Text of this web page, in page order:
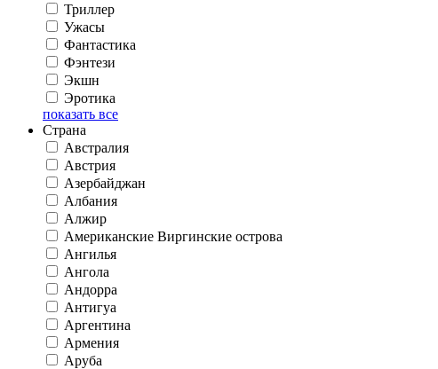
Триллер
Ужасы
Фантастика
Фэнтези
Экшн
Эротика
показать все
Страна
Австралия
Австрия
Азербайджан
Албания
Алжир
Американские Виргинские острова
Ангилья
Ангола
Андорра
Антигуа
Аргентина
Армения
Аруба